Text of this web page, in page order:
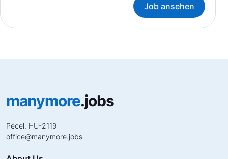
Job ansehen
manymore.jobs
Pécel, HU-2119
office@manymore.jobs